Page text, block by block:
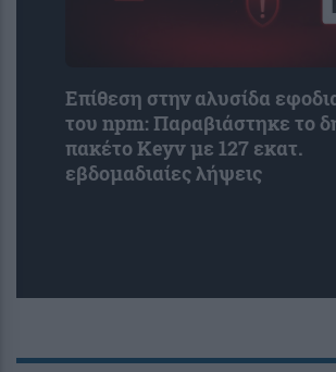
Επίθεση στην αλυσίδα
του npm: Παραβιάστηκε το
πακέτο Keyv με 127 εκατ.
εβδομαδιαίες λήψεις